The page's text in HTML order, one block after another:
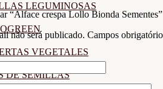
LEGUMINOSAS
VEGETALES
DE SEMILLAS
“Alface crespa Lollo Bionda Sementes”
não será publicado. Campos